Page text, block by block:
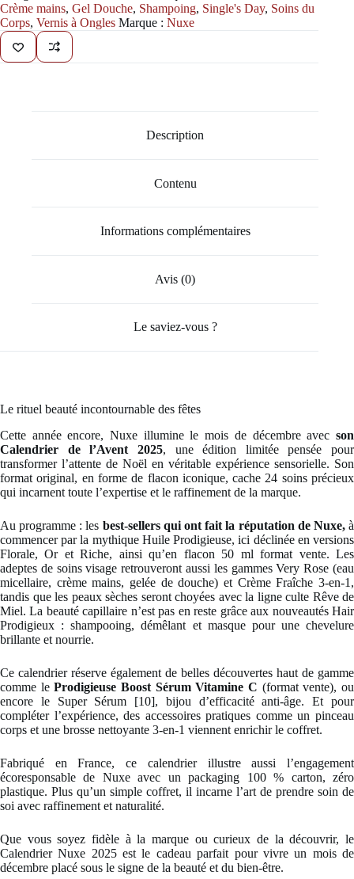
Crème mains, Gel Douche, Shampoing, Single's Day, Soins du
Corps, Vernis à Ongles Marque : Nuxe
Description
Contenu
Informations complémentaires
Avis (0)
Le saviez-vous ?
Le rituel beauté incontournable des fêtes
Cette année encore, Nuxe illumine le mois de décembre avec son
Calendrier de l’Avent 2025, une édition limitée pensée pour
transformer l’attente de Noël en véritable expérience sensorielle. Son
format original, en forme de flacon iconique, cache 24 soins précieux
qui incarnent toute l’expertise et le raffinement de la marque.
Au programme : les best-sellers qui ont fait la réputation de Nuxe,à
commencer par la mythique Huile Prodigieuse, ici déclinée en versions
Florale, Or et Riche, ainsi qu’en flacon 50 ml format vente. Les
adeptes de soins visage retrouveront aussi les gammes Very Rose (eau
micellaire, crème mains, gelée de douche) et Crème Fraîche 3-en-1,
tandis que les peaux sèches seront choyées avec la ligne culte Rêve de
Miel. La beauté capillaire n’est pas en reste grâce aux nouveautés Hair
Prodigieux : shampooing, démêlant et masque pour une chevelure
brillante et nourrie.
Ce calendrier réserve également de belles découvertes haut de gamme
comme leProdigieuse Boost Sérum Vitamine C (format vente), ou
encore le Super Sérum [10], bijou d’efficacité anti-âge. Et pour
compléter l’expérience, des accessoires pratiques comme un pinceau
corps et une brosse nettoyante 3-en-1 viennent enrichir le coffret.
Fabriqué en France, ce calendrier illustre aussi l’engagement
écoresponsable de Nuxe avec un packaging 100 % carton, zéro
plastique. Plus qu’un simple coffret, il incarne l’art de prendre soin de
soi avec raffinement et naturalité.
Que vous soyez fidèle à la marque ou curieux de la découvrir, le
Calendrier Nuxe 2025 est le cadeau parfait pour vivre un mois de
décembre placé sous le signe de la beauté et du bien-être.